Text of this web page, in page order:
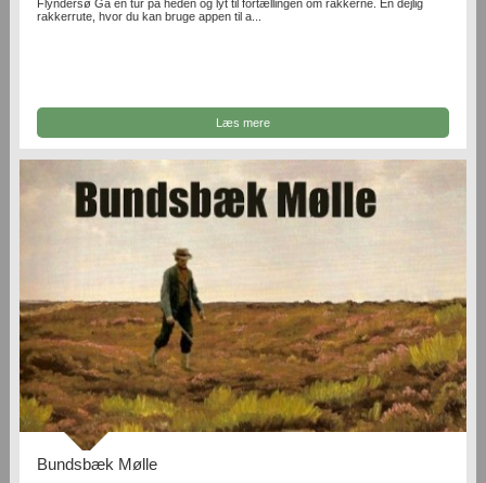
Flyndersø Gå en tur på heden og lyt til fortællingen om rakkerne. En dejlig
rakkerrute, hvor du kan bruge appen til a...
Læs mere
Bundsbæk Mølle